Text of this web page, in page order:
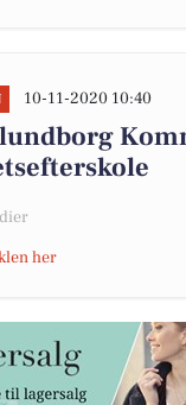
10-11-2020 10:40
her